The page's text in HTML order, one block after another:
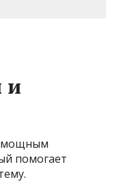
и
мощным
помогает